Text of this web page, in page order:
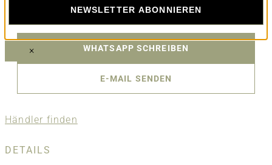
oder E-Mail.
WHATSAPP SCHREIBEN
E-MAIL SENDEN
Händler finden
DETAILS
NEWSLETTER ABONNIEREN
×